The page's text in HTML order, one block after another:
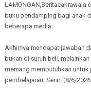
buku pendamping bagi anak
beberapa media.
Akhirnya mendapat jawaban
bukan di suruh beli,
memang membutuhkan
pembelajaran, Senin (8/6/